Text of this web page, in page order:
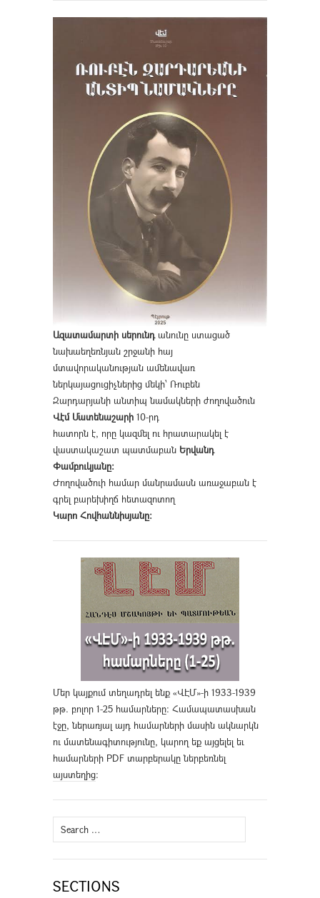
Ազատամարտի սերունդանունը ստացած
նախաեղեռնյան շրջանի հայ
մտավորականության ամենավառ
ներկայացուցիչներից մեկի՝ Ռուբեն
Զարդարյանի անտիպ նամակների ժողովածուն
Վէմ Մատենաշարի 10-րդ
հատորն է, որը կազմել ու հրատարակել է
վաստակաշատ պատմաբան Երվանդ
Փամբուկյանը։
Ժողովածուի համար մանրամասն առաջաբան է
գրել բարեխիղճ հետազոտող
Կարո Հովհաննիսյանը։
Մեր կայքում տեղադրել ենք «ՎԷՄ»-ի 1933-1939
թթ. բոլոր 1-25 համարները։ Համապատասխան
էջը, ներառյալ այդ համարների մասին ակնարկն
ու մատենագիտությունը, կարող եք այցելել եւ
համարների PDF տարբերակը ներբեռնել
այստեղից։
Search
for:
SECTIONS